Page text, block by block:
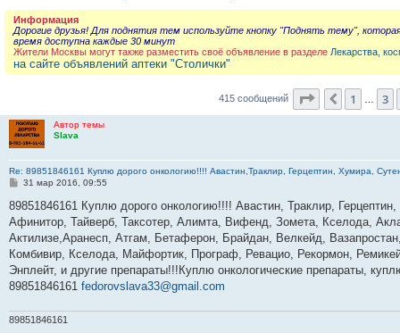
Информация
Дорогие друзья! Для поднятия тем используйте кнопку "Поднять тему",
время доступна каждые 30 минут
Жители Москвы могут также разместить своё объявление в разделе Лекарства,
на сайте объявлений аптеки "Столички"
415 сообщений Страница
Пред.
1 3
Автор темы
Slava
Re: 89851846161 Куплю дорого онкологию!!!! Авастин,Траклир, Герцептин, Хумира,
С
о
щ
е
и
е
31 мар 2016, 09:55
89851846161 Куплю дорого онкологию!!!! Авастин, Траклир,
Афинитор, Тайверб, Таксотер, Алимта, Вифенд, Зомета, Кселода,
Актилизе,Аранесп, Атгам, Бетаферон, Брайдан, Велкейд,
Комбивир, Кселода, Майфортик, Програф, Ревацио, Рекормон,
Энплейт, и другие препараты!!!Куплю онкологические препараты,
89851846161 fedorovslava33@gmail.com
89851846161